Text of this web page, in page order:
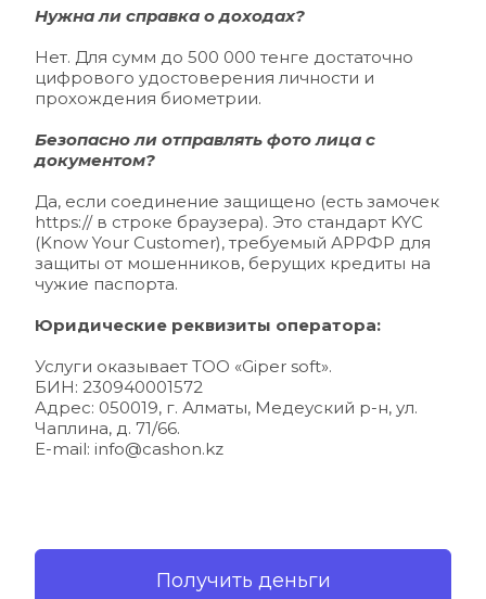
Нужна ли справка о доходах?
Нет. Для сумм до 500 000 тенге достаточно
цифрового удостоверения личности и
прохождения биометрии.
Безопасно ли отправлять фото лица с
документом?
Да, если соединение защищено (есть замочек
https:// в строке браузера). Это стандарт KYC
(Know Your Customer), требуемый АРРФР для
защиты от мошенников, берущих кредиты на
чужие паспорта.
Юридические реквизиты оператора:
Услуги оказывает ТОО «Giper soft».
БИН: 230940001572
Адрес: 050019, г. Алматы, Медеуский р-н, ул.
Чаплина, д. 71/66.
E-mail: info@cashon.kz
Получить деньги